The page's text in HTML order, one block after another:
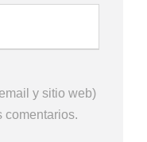
y sitio web)
comentarios.